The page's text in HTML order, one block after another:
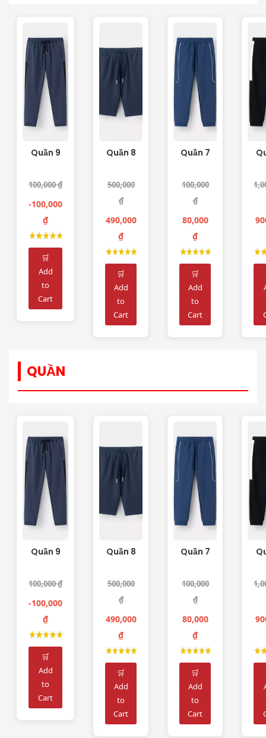
Quần 9
100,000 ₫
-100,000
₫
🛒
Add
to
Cart
Quần 8
500,000
₫
490,000
₫
🛒
Add
to
Cart
Quần 7
100,000
₫
80,000
₫
🛒
Add
to
Cart
QUẦN
Quần 9
100,000 ₫
-100,000
₫
🛒
Add
to
Cart
Quần 8
500,000
₫
490,000
₫
🛒
Add
to
Cart
Quần 7
100,000
₫
80,000
₫
🛒
Add
to
Cart